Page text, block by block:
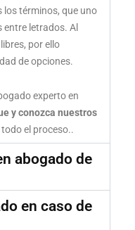
los términos, que uno
entre letrados. Al
por ello
de opciones.
experto en
y conozca nuestros
el proceso..
abogado de
en caso de